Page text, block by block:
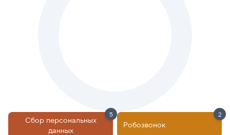
Сбор персональных
данных
5
Робозвонок
2